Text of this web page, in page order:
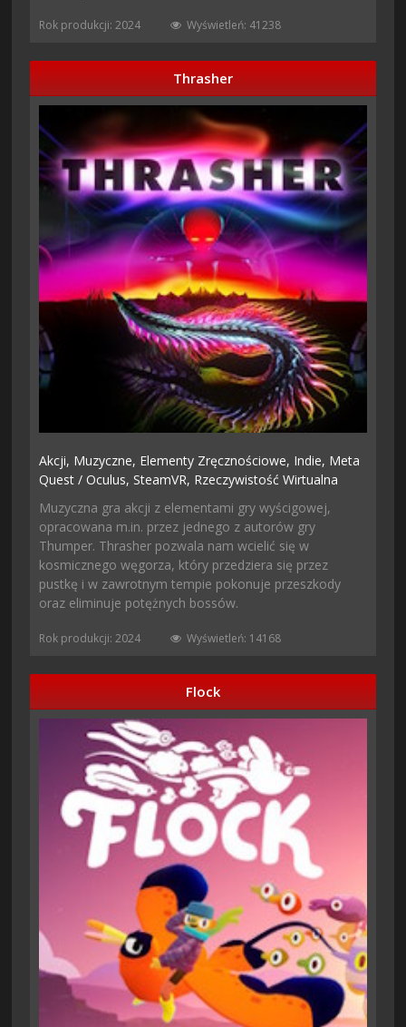
Rok produkcji: 2024 Wyświetleń: 41238
Thrasher
Akcji, Muzyczne, Elementy Zręcznościowe, Indie, Meta
Quest / Oculus,SteamVR, Rzeczywistość Wirtualna
Muzyczna gra akcji z elementami gry wyścigowej,
opracowana m.in. przez jednego z autorów gry
Thumper. Thrasher pozwala nam wcielić się w
kosmicznego węgorza, który przedziera się przez
pustkę i w zawrotnym tempie pokonuje przeszkody
oraz eliminuje potężnych bossów.
Rok produkcji: 2024 Wyświetleń: 14168
Flock